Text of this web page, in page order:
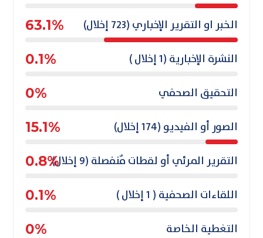
الخبر او التقرير الإخباري (723 إخلال) 63.1%
النشرة الإخبارية (1 إخلال ) 0.1%
التحقيق الصحفي 0%
الصور أو الفيديو (174 إخلال) 15.1%
التقرير المرئي أو لقطات مٌنفصلة (9 إخلال) 0.8%
اللقاءات الصحفية ( 1 إخلال ) 0.1%
التغطية الخاصة 0%